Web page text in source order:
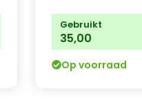
Gebruikt
35,00
Op voorraad